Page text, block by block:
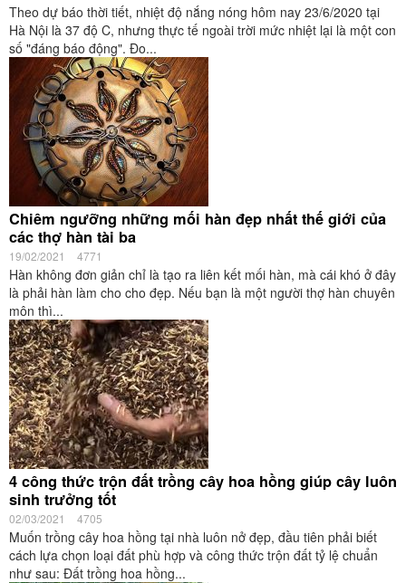
Theo dự báo thời tiết, nhiệt độ nắng nóng hôm nay 23/6/2020 tại
Hà Nội là 37 độ C, nhưng thực tế ngoài trời mức nhiệt lại là một con
số "đáng báo động". Đo...
Chiêm ngưỡng những mối hàn đẹp nhất thế giới của
các thợ hàn tài ba
19/02/2021 4771
Hàn không đơn giản chỉ là tạo ra liên kết mối hàn, mà cái khó ở đây
là phải hàn làm cho cho đẹp. Nếu bạn là một người thợ hàn chuyên
môn thì...
4 công thức trộn đất trồng cây hoa hồng giúp cây luôn
sinh trưởng tốt
02/03/2021 4705
Muốn trồng cây hoa hồng tại nhà luôn nở đẹp, đầu tiên phải biết
cách lựa chọn loại đất phù hợp và công thức trộn đất tỷ lệ chuẩn
như sau: Đất trồng hoa hồng...